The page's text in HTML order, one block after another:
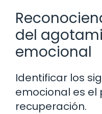
del
emocional
Identificar los
emocional es el
recuperación.